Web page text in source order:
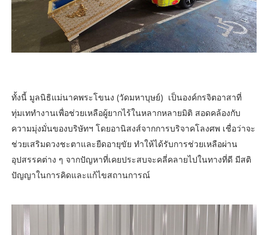
ทั้งนี้ มูลนิธิแม่นาคพระโขนง (วัดมหาบุษย์) เป็นองค์กรจิตอาสาที่
ทุ่มเททำงานเพื่อช่วยเหลือผู้ยากไร้ในหลากหลายมิติ สอดคล้องกับ
ความมุ่งมั่นของบริษัทฯ โดยอานิสงส์จากการบริจาคโลงศพ เชื่อว่าจะ
ช่วยเสริมดวงชะตาและยืดอายุขัย ทำให้ได้รับการช่วยเหลือผ่าน
อุปสรรคต่าง ๆ จากปัญหาที่เคยประสบจะคลี่คลายไปในทางที่ดี มีสติ
ปัญญาในการคิดและแก้ไขสถานการณ์